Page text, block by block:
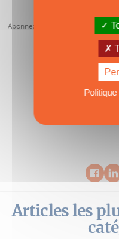
Abonnez-vous à Multicoques
Articles les